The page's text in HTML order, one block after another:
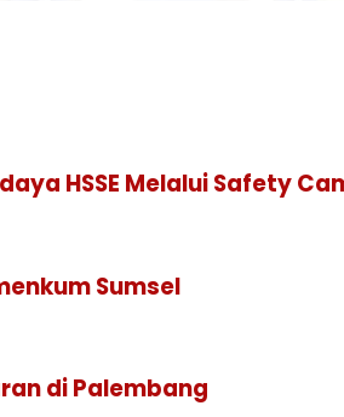
HSSE Melalui Safety
Sumsel
di Palembang